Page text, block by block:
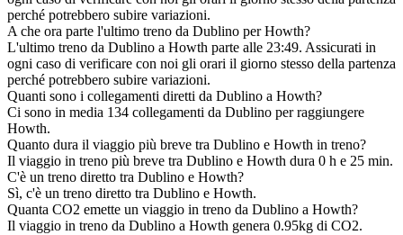
perché potrebbero subire variazioni.
A che ora parte l'ultimo treno da Dublino per Howth?
L'ultimo treno da Dublino a Howth parte alle 23:49. Assicurati in
ogni caso di verificare con noi gli orari il giorno stesso della partenza
perché potrebbero subire variazioni.
Quanti sono i collegamenti diretti da Dublino a Howth?
Ci sono in media 134 collegamenti da Dublino per raggiungere
Howth.
Quanto dura il viaggio più breve tra Dublino e Howth in treno?
Il viaggio in treno più breve tra Dublino e Howth dura 0 h e 25 min.
C'è un treno diretto tra Dublino e Howth?
Sì, c'è un treno diretto tra Dublino e Howth.
Quanta CO2 emette un viaggio in treno da Dublino a Howth?
Il viaggio in treno da Dublino a Howth genera 0.95kg di CO2.